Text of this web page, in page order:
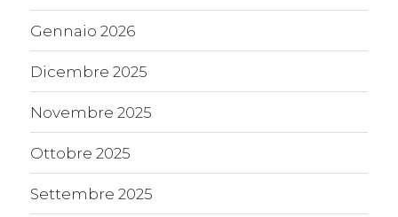
Gennaio 2026
Dicembre 2025
Novembre 2025
Ottobre 2025
Settembre 2025